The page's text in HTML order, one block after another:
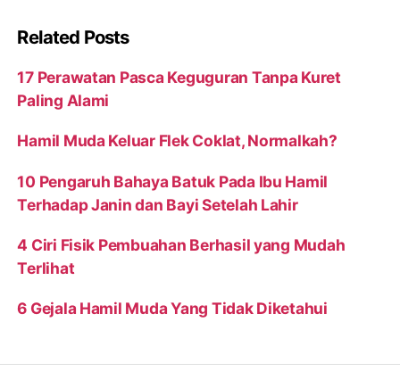
Related Posts
17 Perawatan Pasca Keguguran Tanpa Kuret
Paling Alami
Hamil Muda Keluar Flek Coklat, Normalkah?
10 Pengaruh Bahaya Batuk Pada Ibu Hamil
Terhadap Janin dan Bayi Setelah Lahir
4 Ciri Fisik Pembuahan Berhasil yang Mudah
Terlihat
6 Gejala Hamil Muda Yang Tidak Diketahui